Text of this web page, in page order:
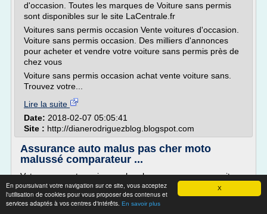
X
En poursuivant votre navigation sur ce site, vous acceptez
l'utilisation de cookies pour vous proposer des contenus et
services adaptés à vos centres d'intérêts. En savoir plus
d'occasion. Toutes les marques de Voiture sans permis
sont disponibles sur le site LaCentrale.fr
Voitures sans permis occasion Vente voitures d'occasion.
Voiture sans permis occasion. Des milliers d'annonces
pour acheter et vendre votre voiture sans permis près de
chez vous
Voiture sans permis occasion achat vente voiture sans.
Trouvez votre...
Lire la suite
Date: 2018-02-07 05:05:41
Site : http://dianerodriguezblog.blogspot.com
Assurance auto malus pas cher moto
malussé comparateur ...
Votre comparateur si vous cherchez une assurance voiture
après résiliation et suspension de permis pour excès
vitesse recevez un devis pour votre assurance voiture pour
un tarif assurance pas cher en ligne